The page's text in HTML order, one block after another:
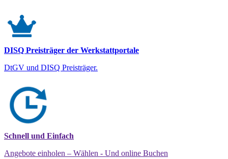
DISQ Preisträger der Werkstattportale
DtGV und DISQ Preisträger.
Schnell und Einfach
Angebote einholen – Wählen - Und online Buchen